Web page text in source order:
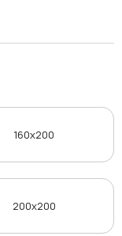
160x200
200x200